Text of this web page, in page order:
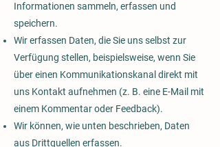
Informationen sammeln, erfassen und
speichern.
Wir erfassen Daten, die Sie uns selbst zur
Verfügung stellen, beispielsweise, wenn Sie
über einen Kommunikationskanal direkt mit
uns Kontakt aufnehmen (z. B. eine E-Mail mit
einem Kommentar oder Feedback).
Wir können, wie unten beschrieben, Daten
aus Drittquellen erfassen.